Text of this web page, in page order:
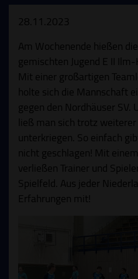
28.11.2023
Am Wochenende hießen
gemischten Jugend E II
Mit einer großartigen
holte sich die Mannschaft
gegen den Nordhäuser SV.
ließ man sich trotz
unterkriegen. So einfach
nicht geschlagen! Mit
verließen Trainer und
Spielfeld. Aus jeder
Erfahrungen mit!